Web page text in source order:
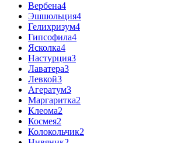
Вербена4
Эшшольция4
Гелихризум4
Гипсофила4
Ясколка4
Настурция3
Лаватера3
Левкой3
Агератум3
Маргаритка2
Клеома2
Космея2
Колокольчик2